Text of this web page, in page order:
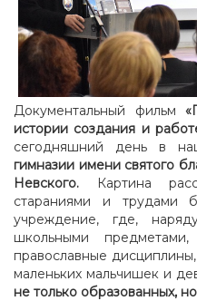
Документальный фильм
истории создания и
сегодняшний день в
гимназии именисвятого
Невского. Картина
стараниями и трудами
учреждение, где,
школьными
православные
маленьких мальчишек и
не только образованных,